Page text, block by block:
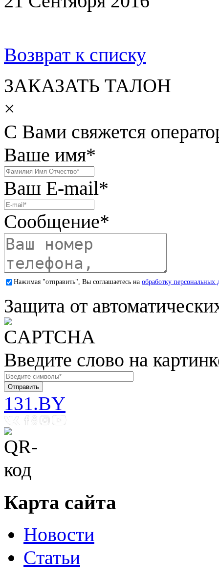
Возврат к списку
ЗАКАЗАТЬ ТАЛОН
×
С Вами свяжется
Ваше имя*
Ваш E-mail*
Сообщение*
Нажимая "отправить", Вы соглашаетесь на обработку персональных
Защита от
Введите слово на
131.BY
Карта сайта
Новости
Статьи